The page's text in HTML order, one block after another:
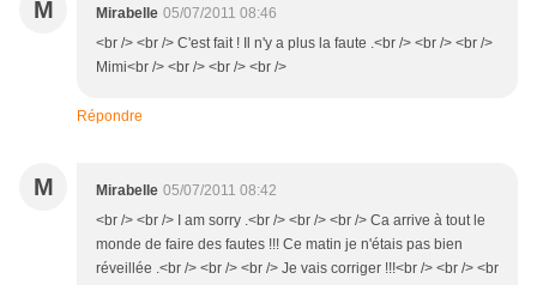
M Mirabelle 05/07/2011 08:46
<br /> <br /> C'est fait ! Il n'y a plus la faute .<br /> <br /> <br />
Mimi<br /> <br /> <br /> <br />
Répondre
M Mirabelle 05/07/2011 08:42
<br /> <br /> I am sorry .<br /> <br /> <br /> Ca arrive à tout le
monde de faire des fautes !!! Ce matin je n'étais pas bien
réveillée .<br /> <br /> <br /> Je vais corriger !!!<br /> <br /> <br